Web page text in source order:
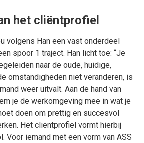
het cliëntprofiel
volgens Han een vast onderdeel
spoor 1 traject. Han licht toe: “Je
naar de oude, huidige,
omstandigheden niet veranderen, is
weer uitvalt. Aan de hand van
je de werkomgeving mee in wat je
doen om prettig en succesvol
Het cliëntprofiel vormt hierbij
Voor iemand met een vorm van ASS